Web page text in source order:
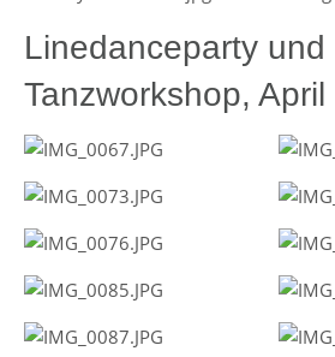
Linedanceparty und
Tanzworkshop,